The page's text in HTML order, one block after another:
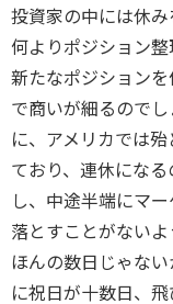
投資家の中には休み
何よりポジション
新たなポジション
で商いが細るので
に、アメリカでは
ており、連休にな
し、中途半端にマ
落とすことがないよ
ほんの数日じゃな
に祝日が十数日、